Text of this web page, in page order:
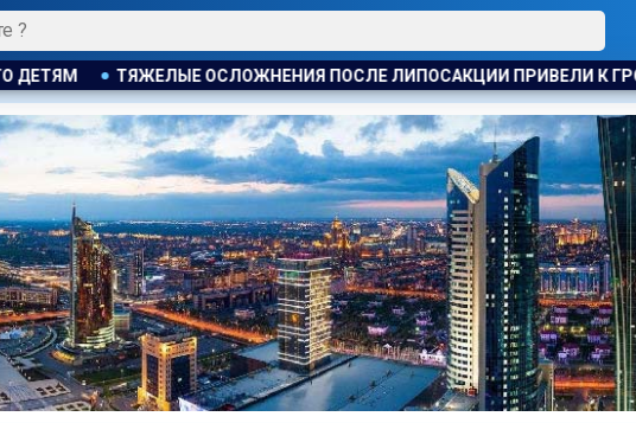
ЛИПОСАКЦИИ ПРИВЕЛИ К ГРОМКОМУ РАЗБИРАТЕЛЬСТВУ В АКТАУ